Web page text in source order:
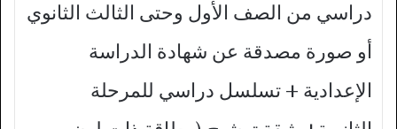
دراسي من الصف الأول وحتى الثالث الثانوي
أو صورة مصدقة عن شهادة الدراسة
الإعدادية + تسلسل دراسي للمرحلة